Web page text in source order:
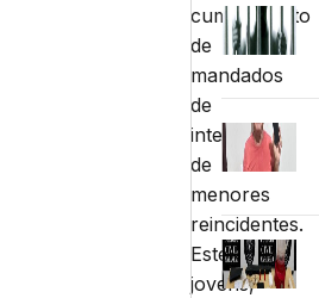
cumprimento
de
mandados
de
internação
de
menores
reincidentes.
Estes
jovens,